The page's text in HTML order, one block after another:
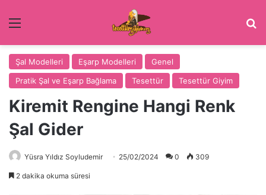
Menü
Şal Modelleri Eşarp Modelleri
Genel
Pratik Şal ve Eşarp Bağlama
Tesettür Tesettür Giyim
Kiremit Rengine Hangi Renk
Şal Gider
Yüsra Yıldız Soyludemir 25/02/2024 0 309
2 dakika okuma süresi